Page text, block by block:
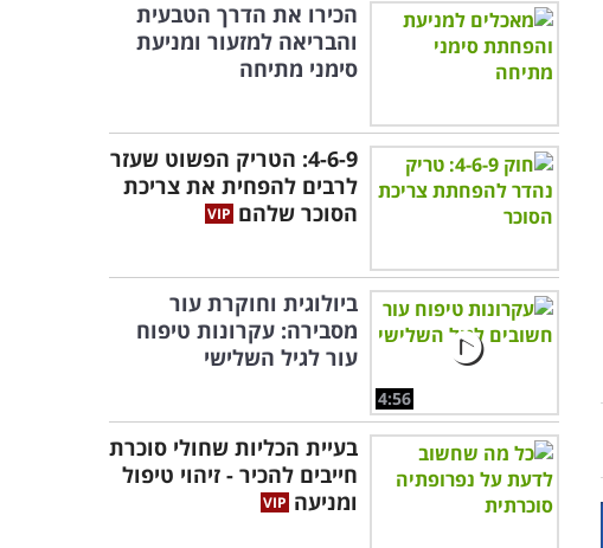
הכירו את הדרך הטבעית
והבריאה למזעור ומניעת
סימני מתיחה
4-6-9: הטריק הפשוט שעזר
לרבים להפחית את צריכת
הסוכר שלהם
4:56
ביולוגית וחוקרת עור
מסבירה: עקרונות טיפוח
עור לגיל השלישי
בעיית הכליות שחולי סוכרת
חייבים להכיר - זיהוי טיפול
ומניעה